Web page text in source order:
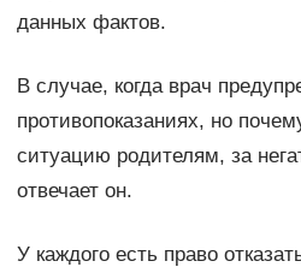
данных фактов.
В случае, когда врач
противопоказаниях, но
ситуацию родителям, за
отвечает он.
У каждого есть право